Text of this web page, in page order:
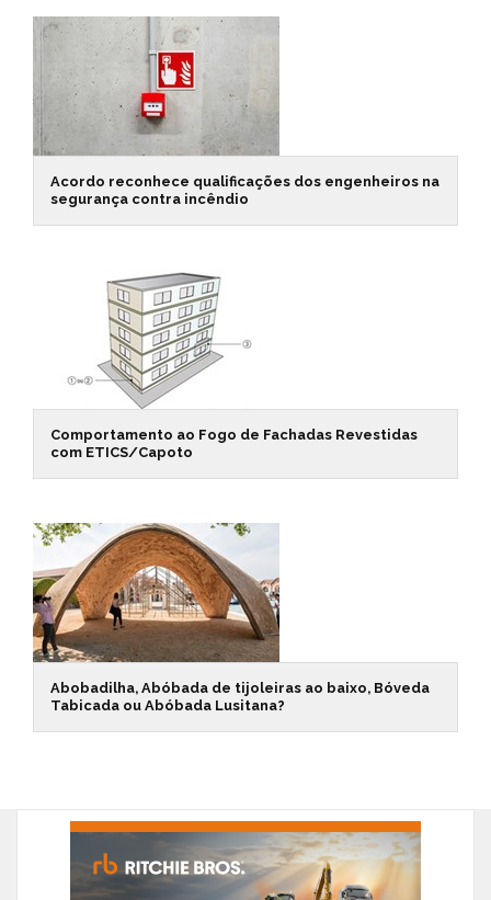
Acordo reconhece qualificações dos engenheiros na
segurança contra incêndio
Comportamento ao Fogo de Fachadas Revestidas
com ETICS/Capoto
Abobadilha, Abóbada de tijoleiras ao baixo, Bóveda
Tabicada ou Abóbada Lusitana?